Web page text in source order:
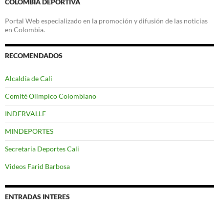
Portal Web especializado en la promoción y difusión de las noticias
en Colombia.
RECOMENDADOS
Alcaldía de Cali
Comité Olímpico Colombiano
INDERVALLE
MINDEPORTES
Secretaria Deportes Cali
Videos Farid Barbosa
ENTRADAS INTERES